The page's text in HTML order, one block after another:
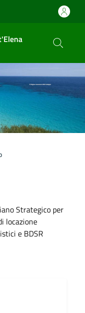
Strategico per
locazione
e BDSR